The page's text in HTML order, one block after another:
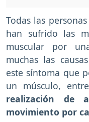
Todas las
han sufrido las
muscular por
muchas las
este síntoma que
un músculo,
realización de
movimiento por